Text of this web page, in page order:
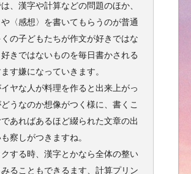
、漢字や計算などの問題のほか、
や〈感想〉を書いてもらうのが普通
の子どもたちが作文が好きではな
きではないものを毎日書かされる
す嫌になっていきます。
ヤな人が料理を作ると出来上がっ
うなのか想像がつく様に、書くこ
あればあるほど綴られた文章の出
察しがつきますね。
する時、漢字とかなら全体の整い
ることもできるます、計算プリン